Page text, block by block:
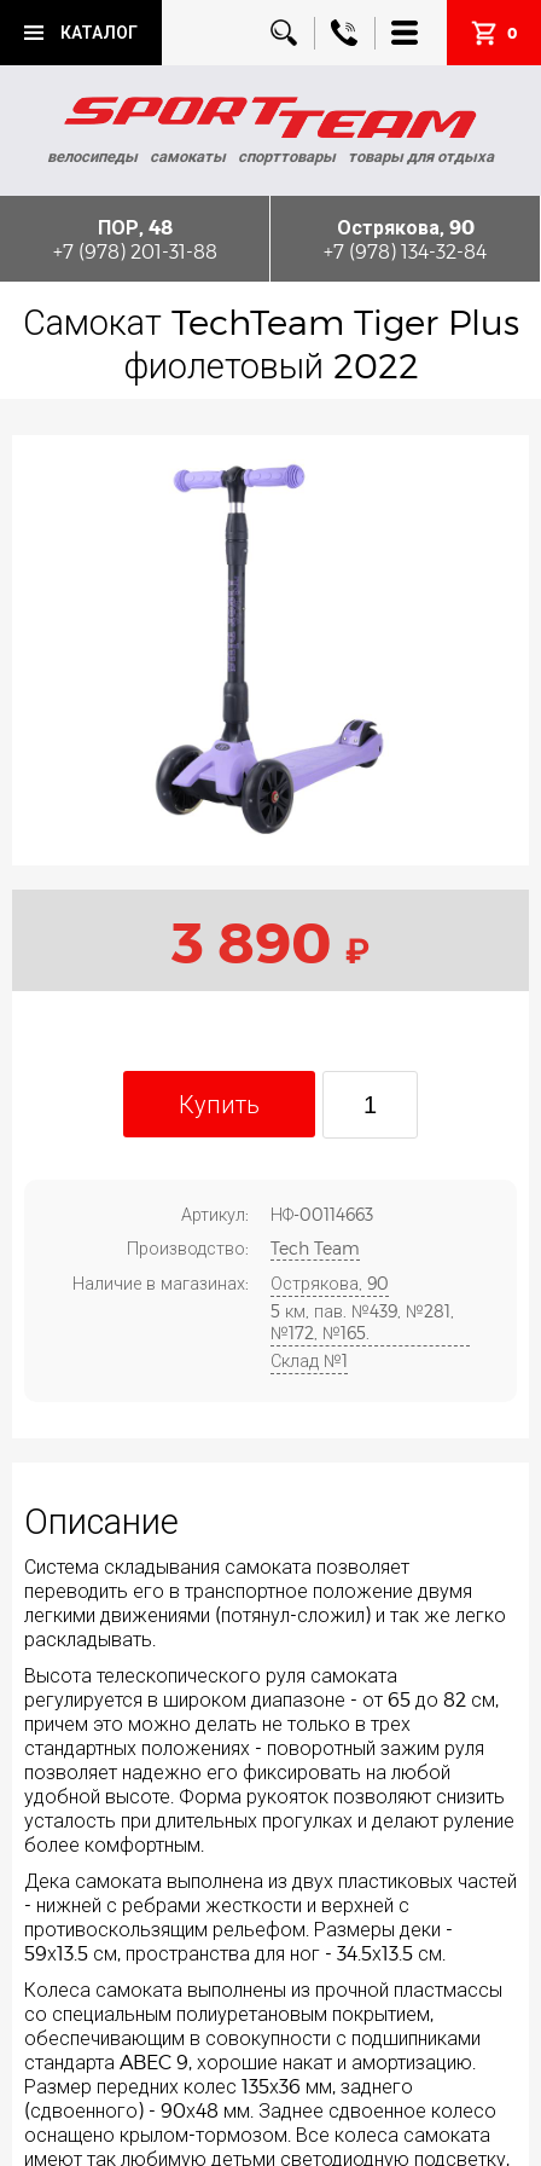
КАТАЛОГ 0
велосипеды самокаты спорттовары товары для отдыха
ПОР, 48
+7 (978) 201-31-88
Острякова, 90
+7 (978) 134-32-84
Самокат TechTeam Tiger Plus
фиолетовый 2022
3 890 ₽
Купить
Артикул:
НФ-00114663
Производство:
Tech Team
Наличие в магазинах:
Острякова, 90
5 км, пав. №439, №281,
№172, №165.
Склад №1
Описание
Система складывания самоката позволяет
переводить его в транспортное положение двумя
легкими движениями (потянул-сложил) и так же легко
раскладывать.
Высота телескопического руля самоката
регулируется в широком диапазоне - от 65 до 82 см,
причем это можно делать не только в трех
стандартных положениях - поворотный зажим руля
позволяет надежно его фиксировать на любой
удобной высоте. Форма рукояток позволяют снизить
усталость при длительных прогулках и делают руление
более комфортным.
Дека самоката выполнена из двух пластиковых частей
- нижней с ребрами жесткости и верхней с
противоскользящим рельефом. Размеры деки -
59х13.5 см, пространства для ног - 34.5х13.5 см.
Колеса самоката выполнены из прочной пластмассы
со специальным полиуретановым покрытием,
обеспечивающим в совокупности с подшипниками
стандарта ABEC 9, хорошие накат и амортизацию.
Размер передних колес 135х36 мм, заднего
(сдвоенного) - 90х48 мм. Заднее сдвоенное колесо
оснащено крылом-тормозом. Все колеса самоката
имеют так любимую детьми светодиодную подсветку,